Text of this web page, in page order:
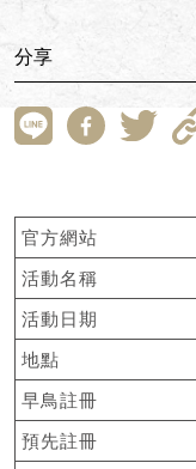
分享
官方網站
活動名稱
活動日期
地點
早鳥註冊
預先註冊